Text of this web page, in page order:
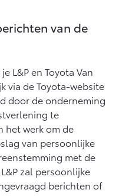
Vanaf € 55.950,-
Hilux (excl. BTW)
ALS BATTERIJ-
van de
L&P en Toyota Van
via de Toyota-website
door de onderneming
te
het werk om de
van persoonlijke
met de
zal persoonlijke
berichten of